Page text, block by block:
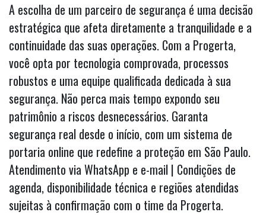
A escolha de um parceiro de segurança é uma decisão
estratégica que afeta diretamente a tranquilidade e a
continuidade das suas operações. Com a Progerta,
você opta por tecnologia comprovada, processos
robustos e uma equipe qualificada dedicada à sua
segurança. Não perca mais tempo expondo seu
patrimônio a riscos desnecessários. Garanta
segurança real desde o início, com um sistema de
portaria online que redefine a proteção em São Paulo.
Atendimento via WhatsApp e e-mail | Condições de
agenda, disponibilidade técnica e regiões atendidas
sujeitas à confirmação com o time da Progerta.